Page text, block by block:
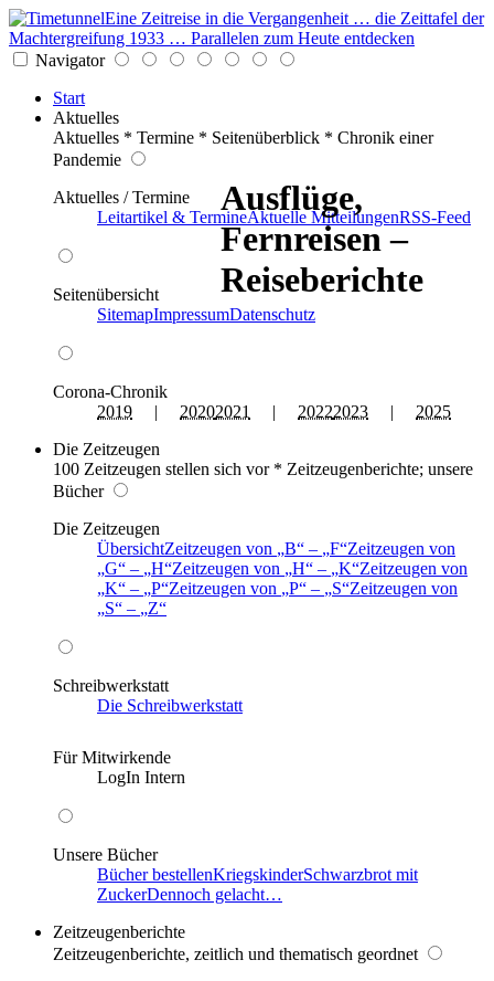
Eine Zeitreise in die Vergangenheit … die Zeittafel der
Machtergreifung 1933 … Parallelen zum Heute entdecken
Navigator
Start
Aktuelles
Aktuelles * Termine * Seitenüberblick * Chronik einer
Pandemie
Aktuelles / Termine
Leitartikel & TermineAktuelle MitteilungenRSS-Feed
Seitenübersicht
SitemapImpressumDatenschutz
Corona-Chronik
2019 | 20202021 | 20222023 | 2025
Die Zeitzeugen
100 Zeitzeugen stellen sich vor * Zeitzeugenberichte; unsere
Bücher
Die Zeitzeugen
ÜbersichtZeitzeugen von B – F Zeitzeugen von
G
– H Zeitzeugen von H – K Zeitzeugen von
K
– P Zeitzeugen von P – S Zeitzeugen von
S
– Z
Schreibwerkstatt
Die Schreibwerkstatt
Für Mitwirkende
LogIn Intern
Unsere Bücher
Bücher bestellenKriegskinderSchwarzbrot mit
ZuckerDennoch gelacht…
Zeitzeugenberichte
Zeitzeugenberichte, zeitlich und thematisch geordnet
Ausflüge,
Fernreisen –
Reiseberichte